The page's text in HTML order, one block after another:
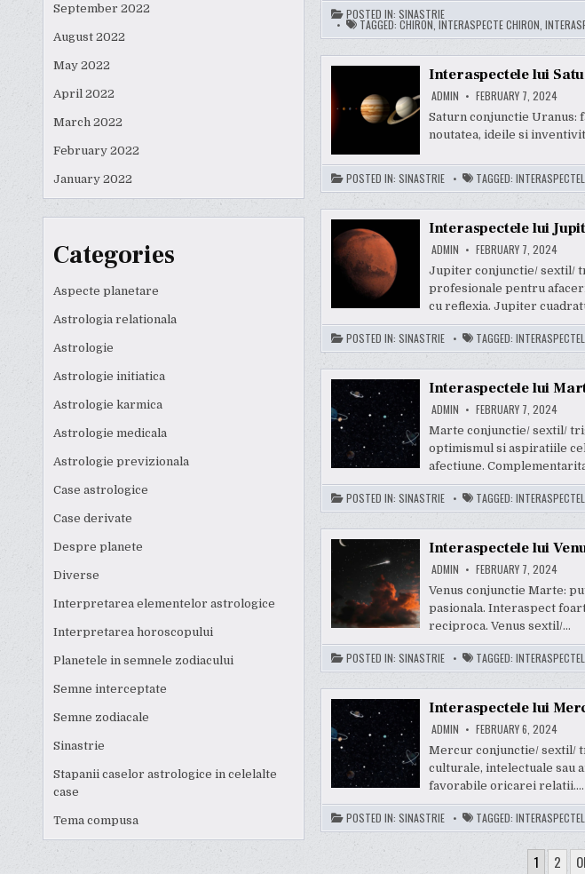
September 2022
August 2022
May 2022
April 2022
March 2022
February 2022
January 2022
Categories
Aspecte planetare
Astrologia relationala
Astrologie
Astrologie initiatica
Astrologie karmica
Astrologie medicala
Astrologie previzionala
Case astrologice
Case derivate
Despre planete
Diverse
Interpretarea elementelor astrologice
Interpretarea horoscopului
Planetele in semnele zodiacului
Semne interceptate
Semne zodiacale
Sinastrie
Stapanii caselor astrologice in celelalte
case
Tema compusa
POSTED IN: SINASTRIE
TAGGED: CHIRON INTERASPECTE CHIRON
Interaspectele lui
ADMIN FEBRUARY 7, 2024
Saturn conjunctie Uranus:
noutatea, ideile si
POSTED IN: SINASTRIE TAGGED:
Interaspectele lui
ADMIN FEBRUARY 7, 2024
Jupiter conjunctie/ sextil/
profesionale pentru
cu reflexia. Jupiter
POSTED IN: SINASTRIE TAGGED:
Interaspectele lui
ADMIN FEBRUARY 7, 2024
Marte conjunctie/ sextil/
optimismul si aspiratiile
afectiune.
POSTED IN: SINASTRIE TAGGED:
Interaspectele lui
ADMIN FEBRUARY 7, 2024
Venus conjunctie Marte:
pasionala. Interaspect
reciproca. Venus sextil/…
POSTED IN: SINASTRIE TAGGED:
Interaspectele lui
ADMIN FEBRUARY 6, 2024
Mercur conjunctie/ sextil/
culturale, intelectuale sau
favorabile oricarei relatii….
POSTED IN: SINASTRIE TAGGED:
1 2